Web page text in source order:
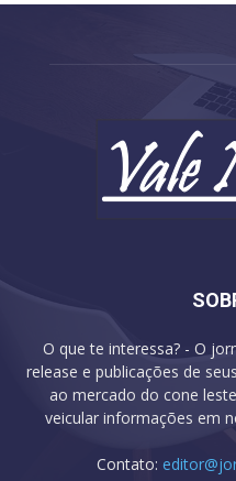
O que te interessa? - O
release e publicações de
ao mercado do cone
veicular informações em
Contato: